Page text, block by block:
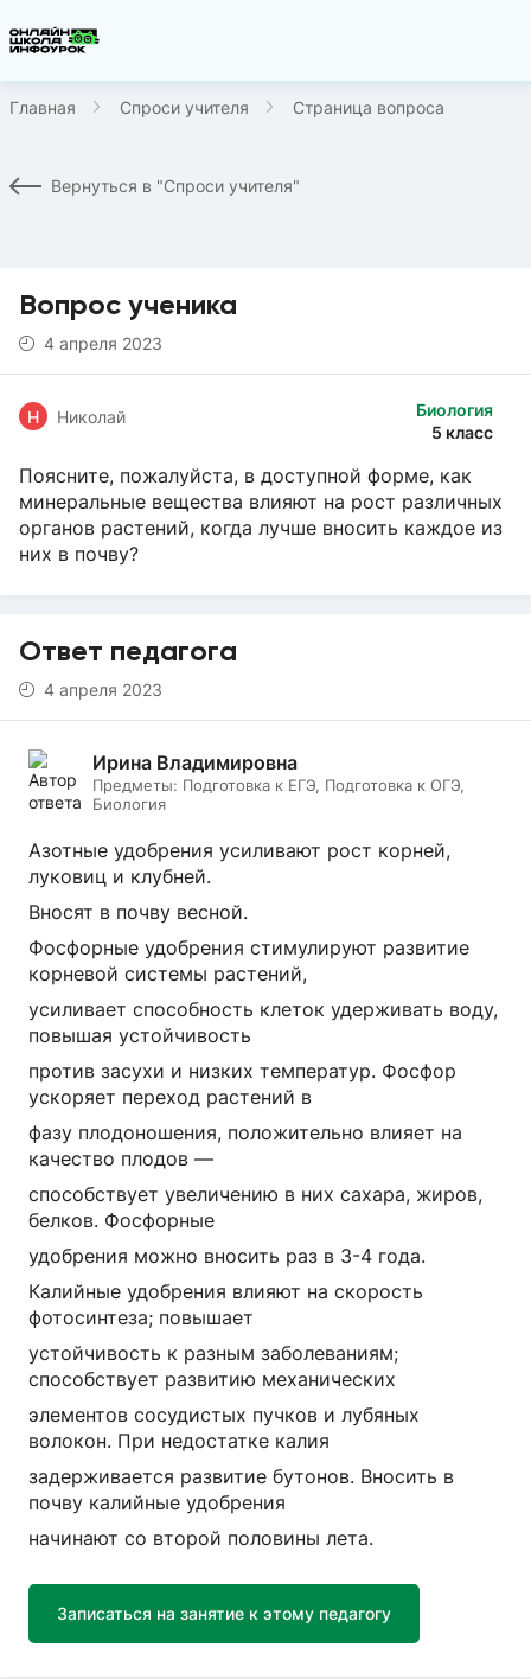
Главная Спроси учителя Страница вопроса
Вернуться в "Спроси учителя"
Вопрос ученика
4 апреля 2023
Биология
5 класс
Н Николай
Поясните, пожалуйста, в доступной форме, как
минеральные вещества влияют на рост различных
органов растений, когда лучше вносить каждое из
них в почву?
Ответ педагога
4 апреля 2023
Ирина Владимировна
Предметы: Подготовка к ЕГЭ, Подготовка к ОГЭ,
Биология
Азотные удобрения усиливают рост корней,
луковиц и клубней.
Вносят в почву весной.
Фосфорные удобрения стимулируют развитие
корневой системы растений,
усиливает способность клеток удерживать воду,
повышая устойчивость
против засухи и низких температур. Фосфор
ускоряет переход растений в
фазу плодоношения, положительно влияет на
качество плодов —
способствует увеличению в них сахара, жиров,
белков. Фосфорные
удобрения можно вносить раз в 3-4 года.
Калийные удобрения влияют на скорость
фотосинтеза; повышает
устойчивость к разным заболеваниям;
способствует развитию механических
элементов сосудистых пучков и лубяных
волокон. При недостатке калия
задерживается развитие бутонов. Вносить в
почву калийные удобрения
начинают со второй половины лета.
Записаться на занятие к этому педагогу